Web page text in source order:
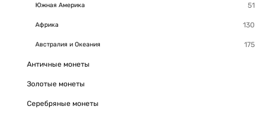
Южная Америка
Африка
Австралия и Океания
Античные монеты
Золотые монеты
Серебряные монеты